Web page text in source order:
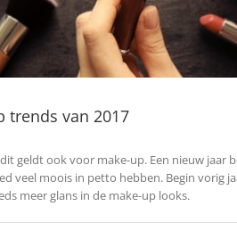
trends van 2017
geldt ook voor make-up. Een nieuw jaar
veel moois in petto hebben. Begin vorig
meer glans in de make-up looks.